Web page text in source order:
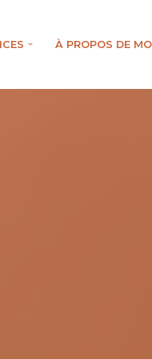
À PROPOS DE